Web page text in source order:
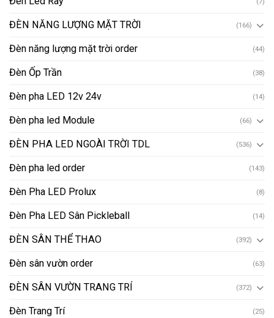
ĐÈN NĂNG LƯỢNG MẶT TRỜI (166)
Đèn năng lượng mặt trời order (44)
Đèn Ốp Trần (38)
Đèn pha LED 12v 24v (14)
Đèn pha led Module (66)
ĐÈN PHA LED NGOÀI TRỜI TDL (536)
Đèn pha led order (143)
Đèn Pha LED Prolux (8)
Đèn Pha LED Sân Pickleball (14)
ĐÈN SÂN THỂ THAO (392)
Đèn sân vườn order (63)
ĐÈN SÂN VƯỜN TRANG TRÍ (372)
Đèn Trang Trí (25)